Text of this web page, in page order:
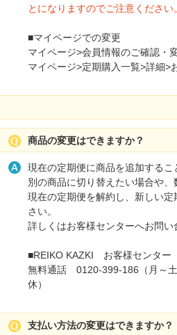
とになりますのでご注意ください。
■マイページでの変更
マイページ>会員情報のご確認・
マイページ>定期購入一覧>詳細>
商品の変更はできますか？
現在の定期便に商品を追加するこ
別の商品に切り替えたい場合や、
現在の定期便を解約し、新しい
さい。
詳しくはお客様センターへお問い
■REIKO KAZKI お客様センター
無料通話 0120-399-186（月～
休）
支払い方法の変更はできますか？